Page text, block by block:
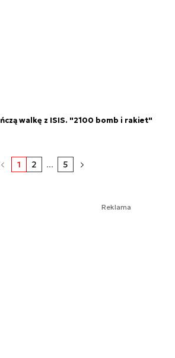
walkę z ISIS. "2100 bomb i rakiet"
1 2 ... 5
Reklama